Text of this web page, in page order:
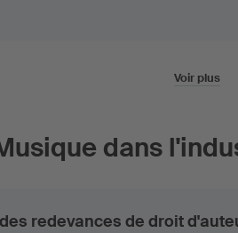
Voir plus
dans
redevances de droit